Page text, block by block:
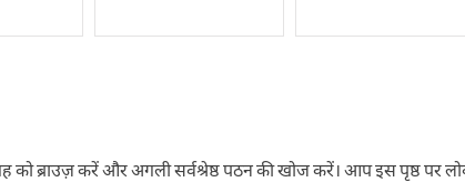
को ब्राउज़ करें और अगली सर्वश्रेष्ठ पठन की खोज करें। आप इस पृष्ठ पर